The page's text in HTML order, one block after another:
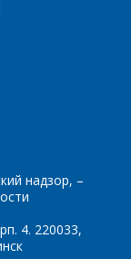
надзор, –
4. 220033,